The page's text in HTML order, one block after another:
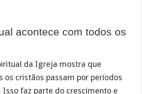
acontece com todos os
da Igreja mostra que
os cristãos passam por períodos
faz parte do crescimento e